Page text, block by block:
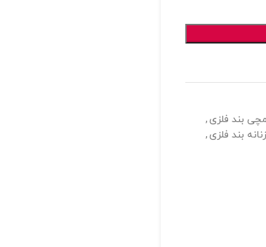
بند فلزی ,
بند فلزی ,